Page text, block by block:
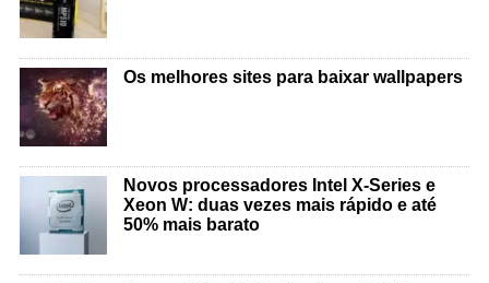
Os melhores sites para baixar wallpapers
Novos processadores Intel X-Series e
Xeon W: duas vezes mais rápido e até
50% mais barato